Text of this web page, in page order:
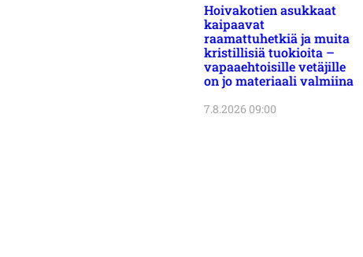
Hoivakotien asukkaat
kaipaavat
raamattuhetkiä ja muita
kristillisiä tuokioita –
vapaaehtoisille vetäjille
on jo materiaali valmiina
7.8.2026 09:00